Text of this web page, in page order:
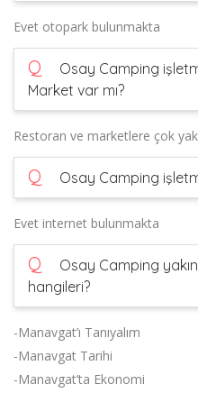
Evet otopark bulunmakta
Q
Osay Camping
Market var mı?
Restoran ve marketlere çok
Q Osay Camping
Evet internet bulunmakta
Q
Osay Camping
hangileri?
-Manavgat’ı Tanıyalım
-Manavgat Tarihi
-Manavgat’ta Ekonomi